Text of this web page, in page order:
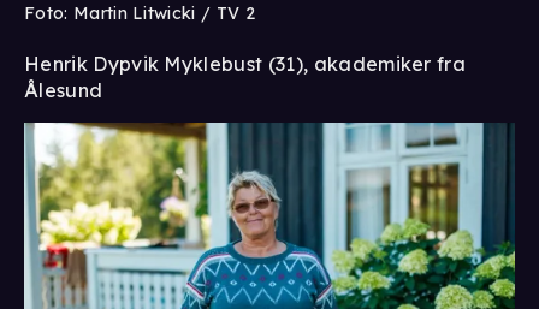
Foto: Martin Litwicki / TV 2
Henrik Dypvik Myklebust (31), akademiker fra
Ålesund